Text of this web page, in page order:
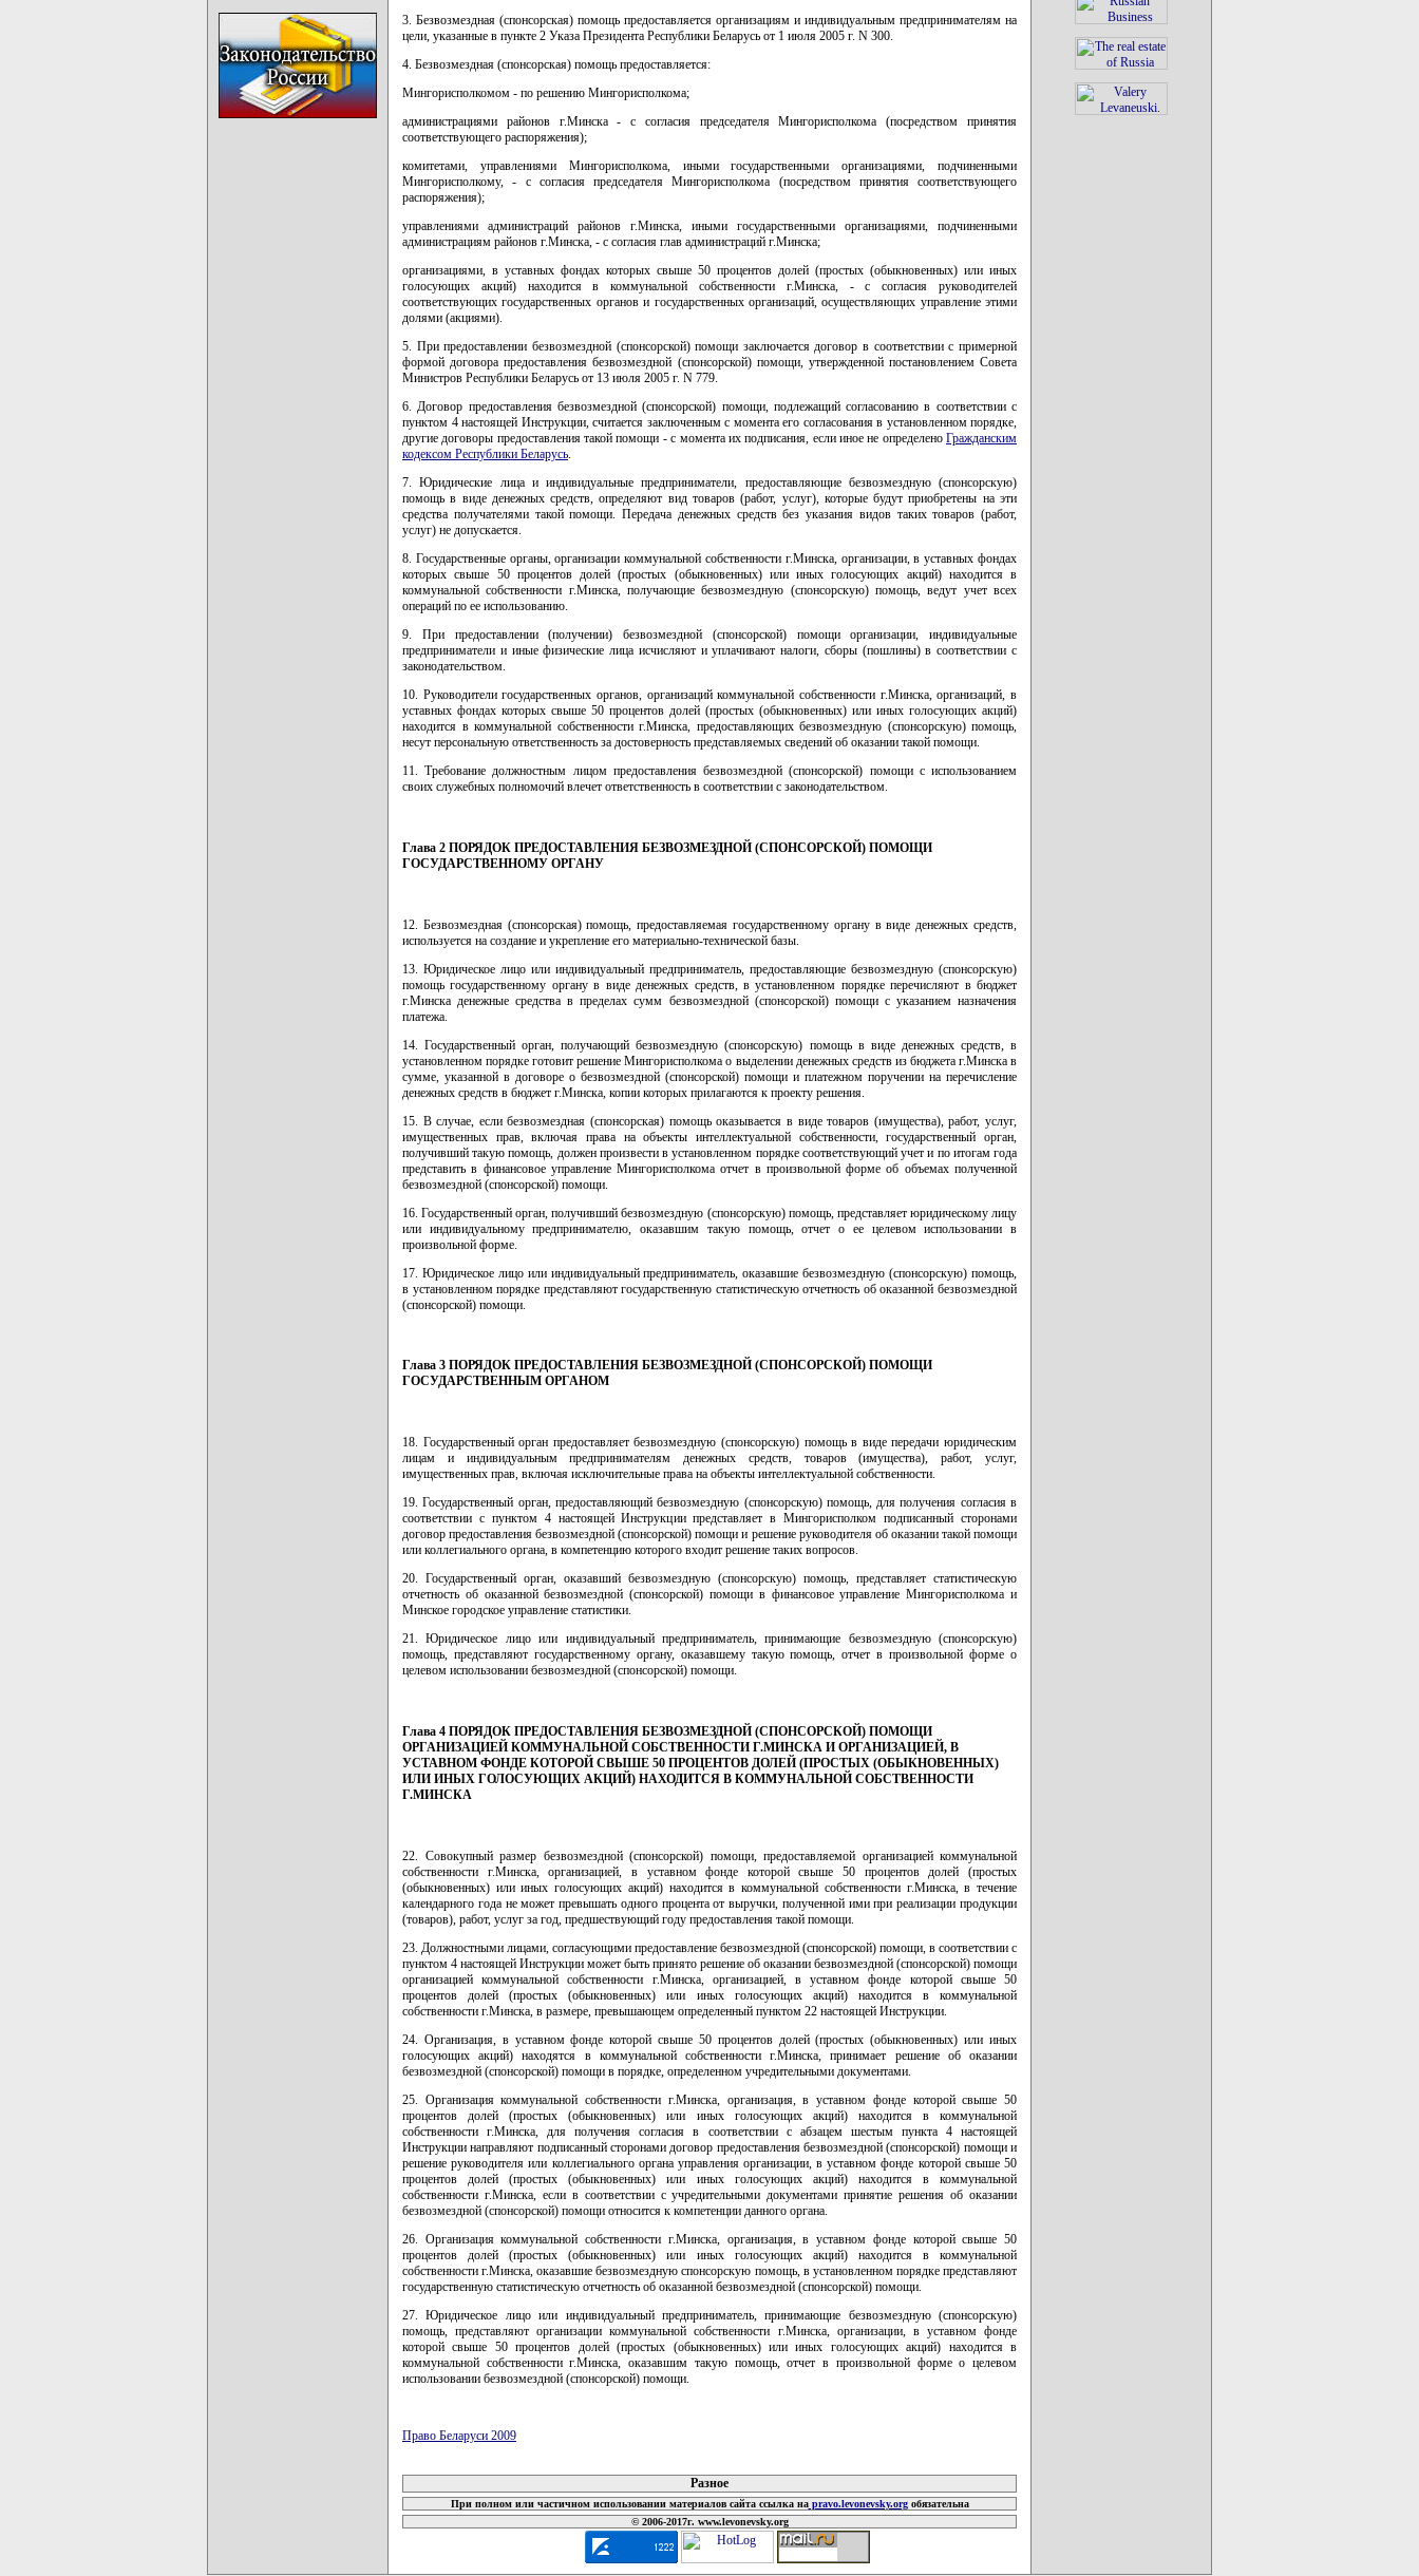
3. Безвозмездная (спонсорская) помощь предоставляется организациям и индивидуальным предпринимателям на
цели, указанные в пункте 2 Указа Президента Республики Беларусь от 1 июля 2005 г. N 300.
4. Безвозмездная (спонсорская) помощь предоставляется:
Мингорисполкомом - по решению Мингорисполкома;
администрациями районов г.Минска - с согласия председателя Мингорисполкома (посредством принятия
соответствующего распоряжения);
комитетами, управлениями Мингорисполкома, иными государственными организациями, подчиненными
Мингорисполкому, - с согласия председателя Мингорисполкома (посредством принятия соответствующего
распоряжения);
управлениями администраций районов г.Минска, иными государственными организациями, подчиненными
администрациям районов г.Минска, - с согласия глав администраций г.Минска;
организациями, в уставных фондах которых свыше 50 процентов долей (простых (обыкновенных) или иных
голосующих акций) находится в коммунальной собственности г.Минска, - с согласия руководителей
соответствующих государственных органов и государственных организаций, осуществляющих управление этими
долями (акциями).
5. При предоставлении безвозмездной (спонсорской) помощи заключается договор в соответствии с примерной
формой договора предоставления безвозмездной (спонсорской) помощи, утвержденной постановлением Совета
Министров Республики Беларусь от 13 июля 2005 г. N 779.
6. Договор предоставления безвозмездной (спонсорской) помощи, подлежащий согласованию в соответствии с
пунктом 4 настоящей Инструкции, считается заключенным с момента его согласования в установленном порядке,
другие договоры предоставления такой помощи - с момента их подписания, если иное не определено Гражданским
кодексом Республики Беларусь
7. Юридические лица и индивидуальные предприниматели, предоставляющие безвозмездную (спонсорскую)
помощь в виде денежных средств, определяют вид товаров (работ, услуг), которые будут приобретены на эти
средства получателями такой помощи. Передача денежных средств без указания видов таких товаров (работ,
услуг) не допускается.
8. Государственные органы, организации коммунальной собственности г.Минска, организации, в уставных фондах
которых свыше 50 процентов долей (простых (обыкновенных) или иных голосующих акций) находится в
коммунальной собственности г.Минска, получающие безвозмездную (спонсорскую) помощь, ведут учет всех
операций по ее использованию.
9. При предоставлении (получении) безвозмездной (спонсорской) помощи организации, индивидуальные
предприниматели и иные физические лица исчисляют и уплачивают налоги, сборы (пошлины) в соответствии с
законодательством.
10. Руководители государственных органов, организаций коммунальной собственности г.Минска, организаций, в
уставных фондах которых свыше 50 процентов долей (простых (обыкновенных) или иных голосующих акций)
находится в коммунальной собственности г.Минска, предоставляющих безвозмездную (спонсорскую) помощь,
несут персональную ответственность за достоверность представляемых сведений об оказании такой помощи.
11. Требование должностным лицом предоставления безвозмездной (спонсорской) помощи с использованием
своих служебных полномочий влечет ответственность в соответствии с законодательством.
Глава 2 ПОРЯДОК ПРЕДОСТАВЛЕНИЯ БЕЗВОЗМЕЗДНОЙ (СПОНСОРСКОЙ) ПОМОЩИ
ГОСУДАРСТВЕННОМУ ОРГАНУ
12. Безвозмездная (спонсорская) помощь, предоставляемая государственному органу в виде денежных средств,
используется на создание и укрепление его материально-технической базы.
13. Юридическое лицо или индивидуальный предприниматель, предоставляющие безвозмездную (спонсорскую)
помощь государственному органу в виде денежных средств, в установленном порядке перечисляют в бюджет
г.Минска денежные средства в пределах сумм безвозмездной (спонсорской) помощи с указанием назначения
платежа.
14. Государственный орган, получающий безвозмездную (спонсорскую) помощь в виде денежных средств, в
установленном порядке готовит решение Мингорисполкома о выделении денежных средств из бюджета г.Минска в
сумме, указанной в договоре о безвозмездной (спонсорской) помощи и платежном поручении на перечисление
денежных средств в бюджет г.Минска, копии которых прилагаются к проекту решения.
15. В случае, если безвозмездная (спонсорская) помощь оказывается в виде товаров (имущества), работ, услуг,
имущественных прав, включая права на объекты интеллектуальной собственности, государственный орган,
получивший такую помощь, должен произвести в установленном порядке соответствующий учет и по итогам года
представить в финансовое управление Мингорисполкома отчет в произвольной форме об объемах полученной
безвозмездной (спонсорской) помощи.
16. Государственный орган, получивший безвозмездную (спонсорскую) помощь, представляет юридическому лицу
или индивидуальному предпринимателю, оказавшим такую помощь, отчет о ее целевом использовании в
произвольной форме.
17. Юридическое лицо или индивидуальный предприниматель, оказавшие безвозмездную (спонсорскую) помощь,
в установленном порядке представляют государственную статистическую отчетность об оказанной безвозмездной
(спонсорской) помощи.
Глава 3 ПОРЯДОК ПРЕДОСТАВЛЕНИЯ БЕЗВОЗМЕЗДНОЙ (СПОНСОРСКОЙ) ПОМОЩИ
ГОСУДАРСТВЕННЫМ ОРГАНОМ
18. Государственный орган предоставляет безвозмездную (спонсорскую) помощь в виде передачи юридическим
лицам и индивидуальным предпринимателям денежных средств, товаров (имущества), работ, услуг,
имущественных прав, включая исключительные права на объекты интеллектуальной собственности.
19. Государственный орган, предоставляющий безвозмездную (спонсорскую) помощь, для получения согласия в
соответствии с пунктом 4 настоящей Инструкции представляет в Мингорисполком подписанный сторонами
договор предоставления безвозмездной (спонсорской) помощи и решение руководителя об оказании такой помощи
или коллегиального органа, в компетенцию которого входит решение таких вопросов.
20. Государственный орган, оказавший безвозмездную (спонсорскую) помощь, представляет статистическую
отчетность об оказанной безвозмездной (спонсорской) помощи в финансовое управление Мингорисполкома и
Минское городское управление статистики.
21. Юридическое лицо или индивидуальный предприниматель, принимающие безвозмездную (спонсорскую)
помощь, представляют государственному органу, оказавшему такую помощь, отчет в произвольной форме о
целевом использовании безвозмездной (спонсорской) помощи.
Глава 4 ПОРЯДОК ПРЕДОСТАВЛЕНИЯ БЕЗВОЗМЕЗДНОЙ (СПОНСОРСКОЙ) ПОМОЩИ
ОРГАНИЗАЦИЕЙ КОММУНАЛЬНОЙ СОБСТВЕННОСТИ Г.МИНСКА И ОРГАНИЗАЦИЕЙ, В
УСТАВНОМ ФОНДЕ КОТОРОЙ СВЫШЕ 50 ПРОЦЕНТОВ ДОЛЕЙ (ПРОСТЫХ (ОБЫКНОВЕННЫХ)
ИЛИ ИНЫХ ГОЛОСУЮЩИХ АКЦИЙ) НАХОДИТСЯ В КОММУНАЛЬНОЙ СОБСТВЕННОСТИ
Г.МИНСКА
22. Совокупный размер безвозмездной (спонсорской) помощи, предоставляемой организацией коммунальной
собственности г.Минска, организацией, в уставном фонде которой свыше 50 процентов долей (простых
(обыкновенных) или иных голосующих акций) находится в коммунальной собственности г.Минска, в течение
календарного года не может превышать одного процента от выручки, полученной ими при реализации продукции
(товаров), работ, услуг за год, предшествующий году предоставления такой помощи.
23. Должностными лицами, согласующими предоставление безвозмездной (спонсорской) помощи, в соответствии с
пунктом 4 настоящей Инструкции может быть принято решение об оказании безвозмездной (спонсорской) помощи
организацией коммунальной собственности г.Минска, организацией, в уставном фонде которой свыше 50
процентов долей (простых (обыкновенных) или иных голосующих акций) находится в коммунальной
собственности г.Минска, в размере, превышающем определенный пунктом 22 настоящей Инструкции.
24. Организация, в уставном фонде которой свыше 50 процентов долей (простых (обыкновенных) или иных
голосующих акций) находятся в коммунальной собственности г.Минска, принимает решение об оказании
безвозмездной (спонсорской) помощи в порядке, определенном учредительными документами.
25. Организация коммунальной собственности г.Минска, организация, в уставном фонде которой свыше 50
процентов долей (простых (обыкновенных) или иных голосующих акций) находится в коммунальной
собственности г.Минска, для получения согласия в соответствии с абзацем шестым пункта 4 настоящей
Инструкции направляют подписанный сторонами договор предоставления безвозмездной (спонсорской) помощи и
решение руководителя или коллегиального органа управления организации, в уставном фонде которой свыше 50
процентов долей (простых (обыкновенных) или иных голосующих акций) находится в коммунальной
собственности г.Минска, если в соответствии с учредительными документами принятие решения об оказании
безвозмездной (спонсорской) помощи относится к компетенции данного органа.
26. Организация коммунальной собственности г.Минска, организация, в уставном фонде которой свыше 50
процентов долей (простых (обыкновенных) или иных голосующих акций) находится в коммунальной
собственности г.Минска, оказавшие безвозмездную спонсорскую помощь, в установленном порядке представляют
государственную статистическую отчетность об оказанной безвозмездной (спонсорской) помощи.
27. Юридическое лицо или индивидуальный предприниматель, принимающие безвозмездную (спонсорскую)
помощь, представляют организации коммунальной собственности г.Минска, организации, в уставном фонде
которой свыше 50 процентов долей (простых (обыкновенных) или иных голосующих акций) находится в
коммунальной собственности г.Минска, оказавшим такую помощь, отчет в произвольной форме о целевом
использовании безвозмездной (спонсорской) помощи.
Право Беларуси 2009
Разное
При полном или частичном использовании материалов сайта ссылка наpravo.levonevsky.orgобязательна
© 2006-2017г. www.levonevsky.org